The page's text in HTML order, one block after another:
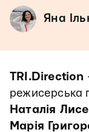
Яна
TRI.Direction
режисерська
Наталія
Марія